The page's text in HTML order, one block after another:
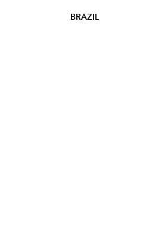
BRAZIL